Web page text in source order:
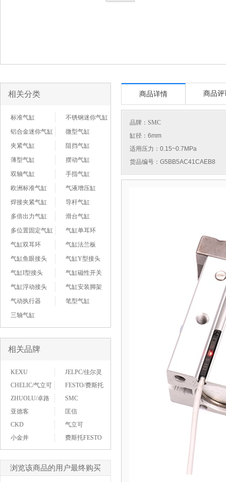
相关分类
标准气缸
不锈钢迷你气缸
铝合金迷你气缸
微型气缸
夹紧气缸
阻挡气缸
薄型气缸
摆动气缸
双轴气缸
手指气缸
欧洲标准气缸
气液增压缸
焊接夹紧气缸
导杆气缸
多倍出力气缸
滑台气缸
多位置固定气缸
气缸单耳环
气缸双耳环
气缸法兰板
气缸鱼眼接头
气缸Y型接头
气缸I型接头
气缸磁性开关
气缸浮动接头
气缸安装脚架
气动执行器
笔型气缸
三轴气缸
相关品牌
KEXU
JELPC/佳尔灵
CHELIC/气立可
FESTO/费斯托
ZHUOLU/卓路
SMC
亚德客
匡信
CKD
气立可
小金井
费斯托FESTO
浏览该商品的用户最终购买
商品详情 商品评
品牌： SMC
缸径：6mm
适用压力：0.15~0.7MPa
货品编号：G5BB5AC41CAEB8